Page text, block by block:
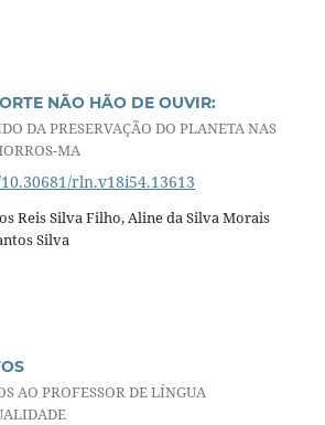
NÃO HÃO DE OUVIR:
DA PRESERVAÇÃO DO PLANETA NAS
MA
rln.v18i54.13613
Reis Silva Filho, Aline da Silva Morais
Silva
AO PROFESSOR DE LÍNGUA